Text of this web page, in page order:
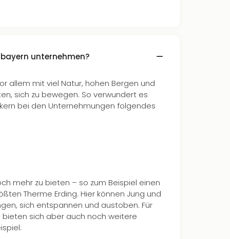
unternehmen?
allem mit viel Natur, hohen Bergen und
sich zu bewegen. So verwundert es
bei den Unternehmungen folgendes
mehr zu bieten – so zum Beispiel einen
Therme Erding. Hier können Jung und
sich entspannen und austoben. Für
bieten sich aber auch noch weitere